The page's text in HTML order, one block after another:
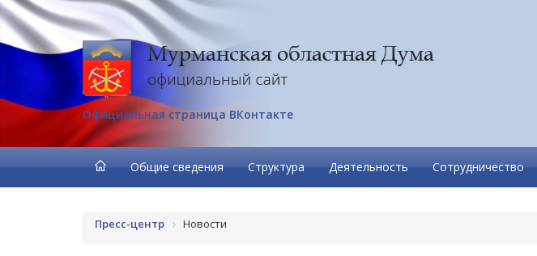
Официальная страница ВКонтакте
Общие сведения Структура Деятельность Сотрудничество
Пресс-центр Новости